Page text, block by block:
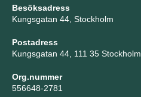
Besöksadress
Kungsgatan 44, Stockholm
Postadress
Kungsgatan 44, 111 35 Stockholm
Org.nummer
556648-2781